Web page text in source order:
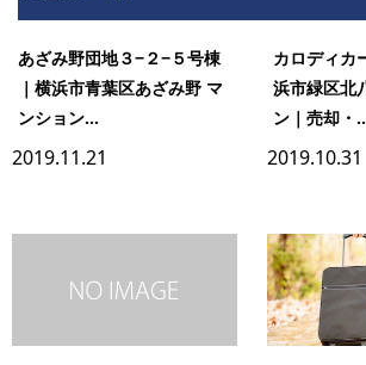
あざみ野団地３−２−５号棟
｜横浜市青葉区あざみ野 マ
ンション...
2019.11.21
カロディカ
浜市緑区北
ン｜売却・
2019.10.31